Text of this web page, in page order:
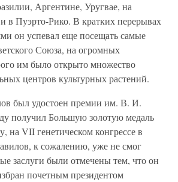
Аргентине, Уругвае, на
в Пуэрто-Рико. В кратких перерывах
он успевал еще посещать самые
Союза, на огромных
им было открыто множество
центров культурных растений.
был удостоен премии им. В. И.
получил Большую золотую медаль
VII генетическом конгрессе в
к сожалению, уже не смог
заслуги были отмечены тем, что он
почетным президентом